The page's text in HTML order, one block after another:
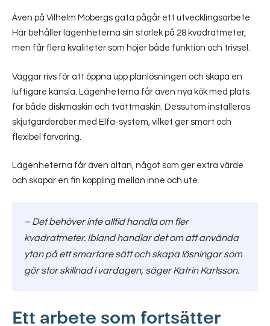
Även på Vilhelm Mobergs gata pågår ett utvecklingsarbete.
Här behåller lägenheterna sin storlek på 28 kvadratmeter,
men får flera kvaliteter som höjer både funktion och trivsel.
Väggar rivs för att öppna upp planlösningen och skapa en
luftigare känsla. Lägenheterna får även nya kök med plats
för både diskmaskin och tvättmaskin. Dessutom installeras
skjutgarderober med Elfa-system, vilket ger smart och
flexibel förvaring.
Lägenheterna får även altan, något som ger extra värde
och skapar en fin koppling mellan inne och ute.
– Det behöver inte alltid handla om fler
kvadratmeter. Ibland handlar det om att använda
ytan på ett smartare sätt och skapa lösningar som
gör stor skillnad i vardagen, säger Katrin Karlsson.
Ett arbete som fortsätter